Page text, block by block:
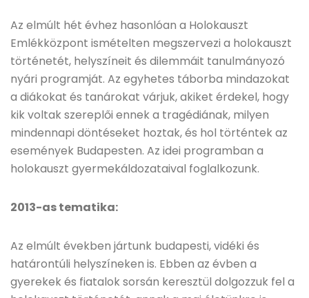
Az elmúlt hét évhez hasonlóan a Holokauszt
Emlékközpont ismételten megszervezi a holokauszt
történetét, helyszíneit és dilemmáit tanulmányozó
nyári programját. Az egyhetes táborba mindazokat
a diákokat és tanárokat várjuk, akiket érdekel, hogy
kik voltak szereplői ennek a tragédiának, milyen
mindennapi döntéseket hoztak, és hol történtek az
események Budapesten. Az idei programban a
holokauszt gyermekáldozataival foglalkozunk.
2013-as tematika:
Az elmúlt években jártunk budapesti, vidéki és
határontúli helyszíneken is. Ebben az évben a
gyerekek és fiatalok sorsán keresztül dolgozzuk fel a